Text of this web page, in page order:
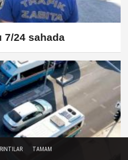
7/24 sahada
TAMAM